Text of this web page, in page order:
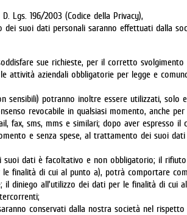
Lgs. 196/2003 (Codice della Privacy),
suoi dati personali saranno effettuati dalla
sue richieste, per il corretto svolgimento
attività aziendali obbligatorie per legge e
sensibili) potranno inoltre essere utilizzati, solo
revocabile in qualsiasi momento, anche per
fax, sms, mms e similari; dopo aver espresso il
e senza spese, al trattamento dei suoi
suoi dati è facoltativo e non obbligatorio; il
finalità di cui al punto a), potrà comportare
il diniego all’utilizzo dei dati per le finalità di cui
conservati dalla nostra società nel